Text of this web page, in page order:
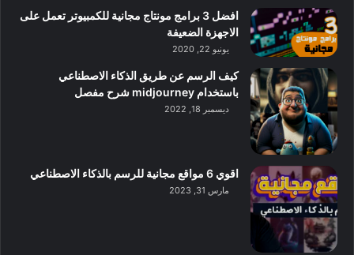
افضل 3 برامج مونتاج مجانية للكمبيوتر تعمل على
الاجهزة الضعيفة
يونيو 22, 2020
كيف الرسم عن طريق الذكاء الاصطناعي
باستخدام midjourney شرح مفصل
ديسمبر 18, 2022
اقوي 6 مواقع مجانية للرسم بالذكاء الاصطناعي
مارس 31, 2023